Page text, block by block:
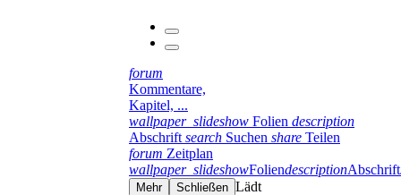
forum
Kommentare,
Kapitel, ...
wallpaper_slideshow Folien description
Abschrift search Suchen share Teilen
forum Zeitplan
wallpaper_slideshowFoliendescriptionAbschrift
Mehr Schließen Lädt